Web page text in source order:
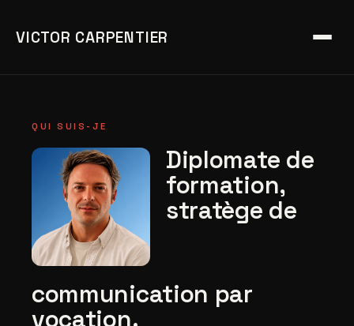
VICTOR CARPENTIER
QUI SUIS-JE
Diplomate de
formation,
stratège de
communication par
vocation.